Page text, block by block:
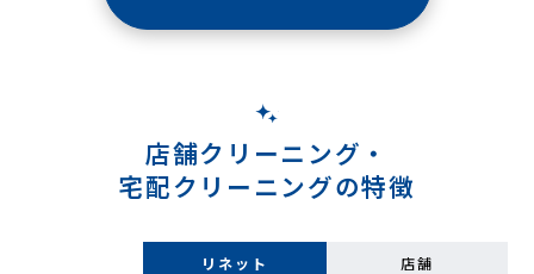
店舗クリーニング・
宅配クリーニングの特徴
リネット 店舗